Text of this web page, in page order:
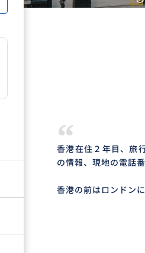
“
香港在住２年目、旅
の情報、現地の電話
香港の前はロンドン